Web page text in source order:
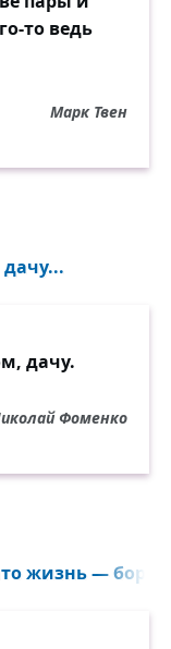
то ведь
Марк Твен
дачу.
Фоменко
жизнь —